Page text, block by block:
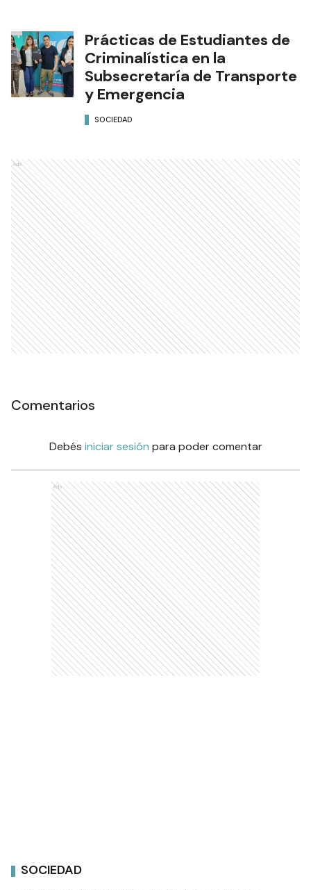
Prácticas de Estudiantes de
Criminalística en la
Subsecretaría de Transporte
y Emergencia
SOCIEDAD
Ads
Comentarios
Debés iniciar sesión para poder comentar
Ads
SOCIEDAD